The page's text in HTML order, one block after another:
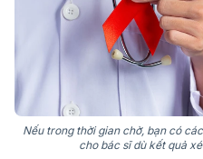
Nếu trong thời gian chờ, bạn có
cho bác sĩ dù kết quả